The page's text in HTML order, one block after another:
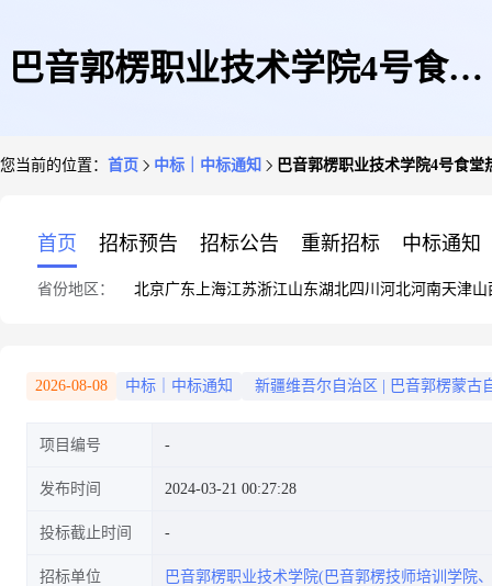
巴音郭楞职业技术学院4号食堂
您当前的位置： 首页 中标｜中标通知 巴音郭楞职业技术学院4号食
首页 招标预告 招标公告 重新招标 中标通知
省份地区： 北京广东 上海江苏浙江山东湖北四川 河北河南天津山
2026-08-08 中标｜中标通知 新疆维吾尔自治区 巴音郭楞蒙古
项目编号
发布时间 2024-03-21 00:27:28
投标截止时间
招标单位 巴音郭楞职业技术学院(巴音郭楞技师培训学院